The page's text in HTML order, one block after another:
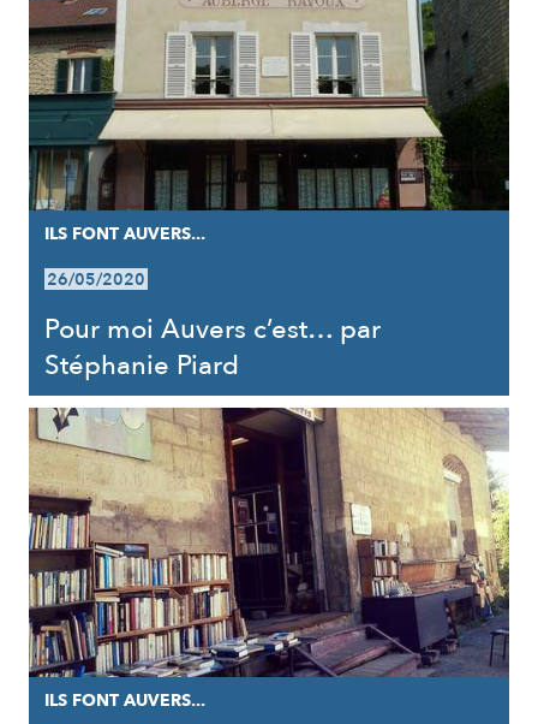
ILS FONT AUVERS...
26/05/2020
Pour moi Auvers c’est… par
Stéphanie Piard
ILS FONT AUVERS...